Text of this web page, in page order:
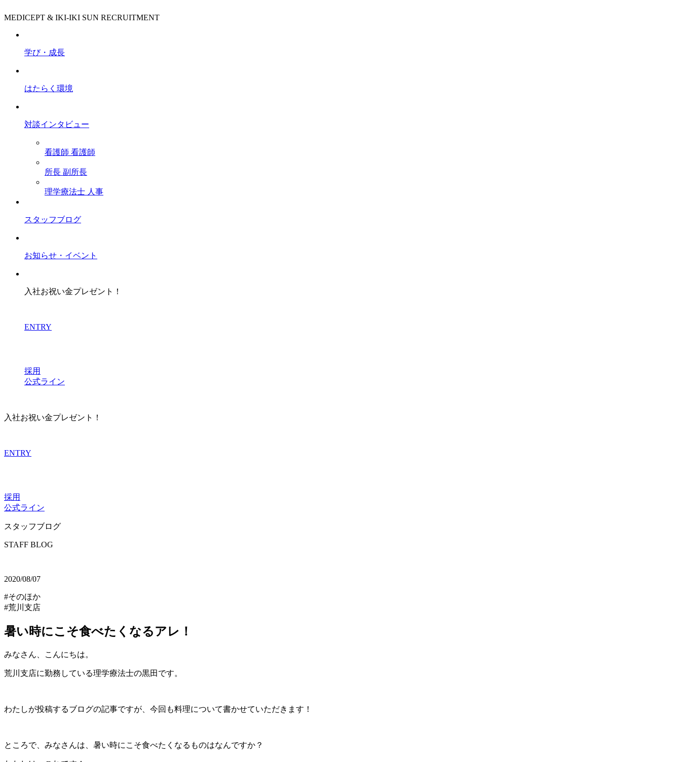
MEDICEPT & IKI-IKI SUN RECRUITMENT
学び・成長
はたらく環境
対談インタビュー
看護師 看護師
所長 副所長
理学療法士 人事
スタッフブログ
お知らせ・イベント
入社お祝い金プレゼント！
ENTRY
採用
公式ライン
入社お祝い金プレゼント！
ENTRY
採用
公式ライン
スタッフブログ
STAFF BLOG
2020/08/07
#そのほか
#荒川支店
暑い時にこそ食べたくなるアレ！
みなさん、こんにちは。
荒川支店に勤務している理学療法士の黒田です。
わたしが投稿するブログの記事ですが、今回も料理について書かせていただきます！
ところで、みなさんは、暑い時にこそ食べたくなるものはなんですか？